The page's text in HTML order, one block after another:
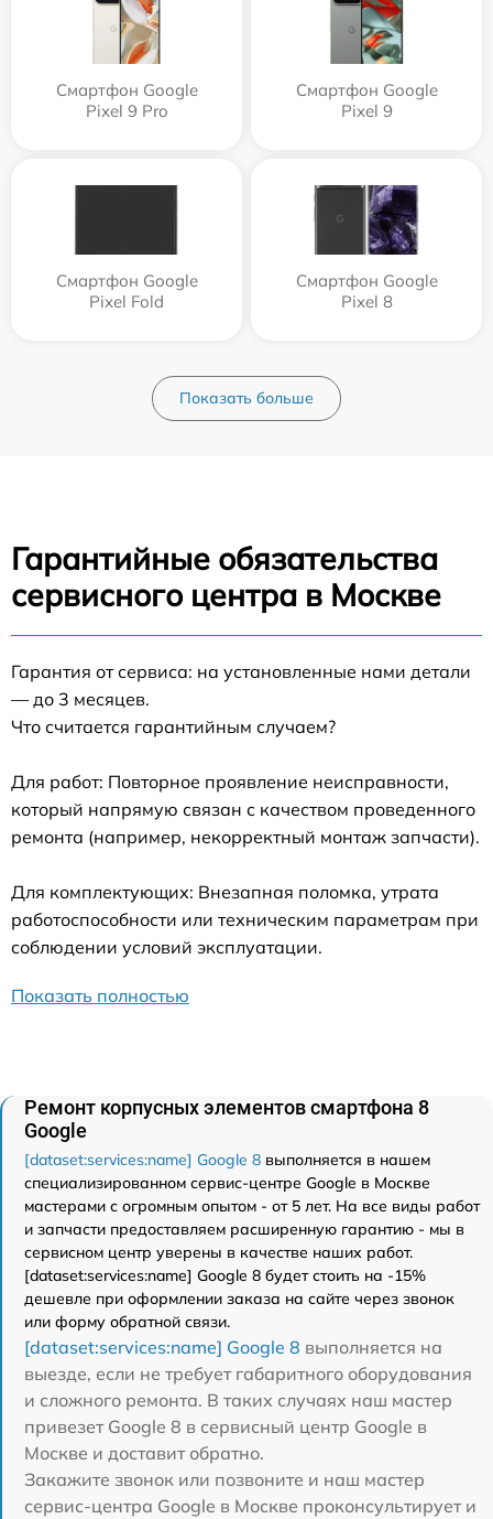
Смартфон Google
Pixel 9 Pro
Смартфон Google
Pixel 9
Смартфон Google
Pixel Fold
Смартфон Google
Pixel 8
Показать больше
Гарантийные обязательства
сервисного центра в Москве
Гарантия от сервиса: на установленные нами детали
— до 3 месяцев.
Что считается гарантийным случаем?
Для работ: Повторное проявление неисправности,
который напрямую связан с качеством проведенного
ремонта (например, некорректный монтаж запчасти).
Для комплектующих: Внезапная поломка, утрата
работоспособности или техническим параметрам при
соблюдении условий эксплуатации.
Показать полностью
Ремонт корпусных элементов смартфона 8
Google
[dataset:services:name] Google 8 выполняется в нашем
специализированном сервис-центре Google в Москве
мастерами с огромным опытом - от 5 лет. На все виды работ
и запчасти предоставляем расширенную гарантию - мы в
сервисном центр уверены в качестве наших работ.
[dataset:services:name] Google 8 будет стоить на -15%
дешевле при оформлении заказа на сайте через звонок
или форму обратной связи.
[dataset:services:name] Google 8 выполняется на
выезде, если не требует габаритного оборудования
и сложного ремонта. В таких случаях наш мастер
привезет Google 8 в сервисный центр Google в
Москве и доставит обратно.
Закажите звонок или позвоните и наш мастер
сервис-центра Google в Москве проконсультирует и